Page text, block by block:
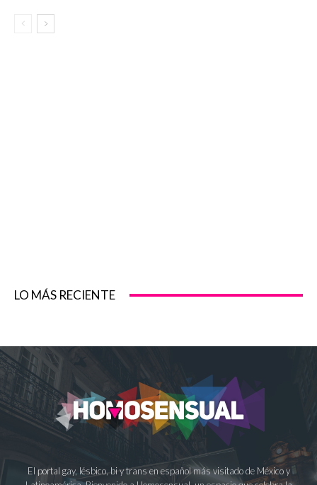
LO MÁS RECIENTE
El portal gay, lésbico, bi y trans en español más visitado de México y